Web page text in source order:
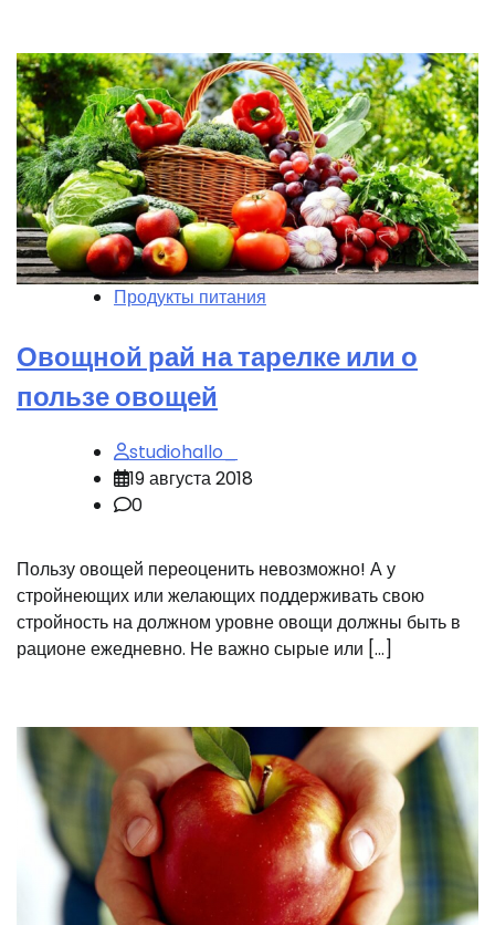
Продукты питания
Овощной рай на тарелке или о
пользе овощей
studiohallo_
19 августа 2018
0
Пользу овощей переоценить невозможно! А у
стройнеющих или желающих поддерживать свою
стройность на должном уровне овощи должны быть в
рационе ежедневно. Не важно сырые или […]